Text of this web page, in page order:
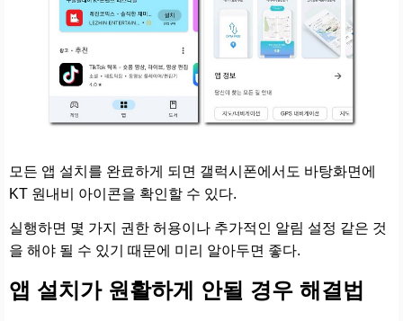
모든 앱 설치를 완료하게 되면 갤럭시폰에서도 바탕화면에
KT 원내비 아이콘을 확인할 수 있다.
실행하면 몇 가지 권한 허용이나 추가적인 알림 설정 같은 것
을 해야 될 수 있기 때문에 미리 알아두면 좋다.
앱 설치가 원활하게 안될 경우 해결법